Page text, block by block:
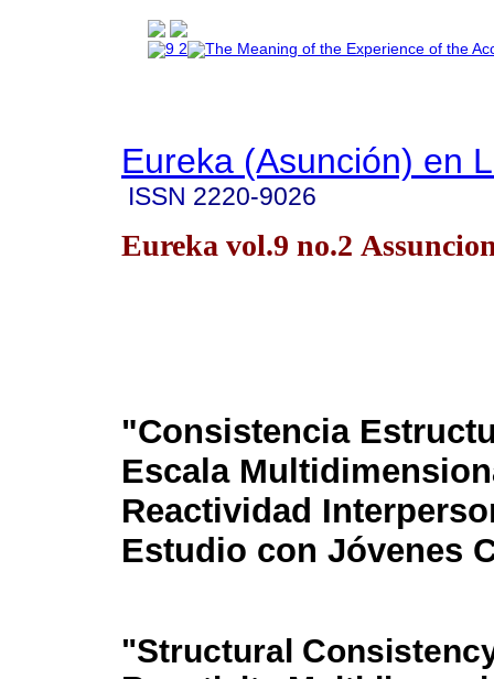
Eureka (Asunción) en
ISSN 2220-9026
Eureka vol.9 no.2
"Consistencia
Escala
Reactividad
Estudio con Jóvenes
"Structural